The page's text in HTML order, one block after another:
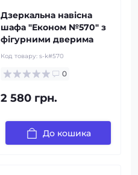
Дзеркальна навісна
шафа "Економ №570" з
фігурними дверима
Код товару: s-k#570
0
2 580 грн.
До кошика